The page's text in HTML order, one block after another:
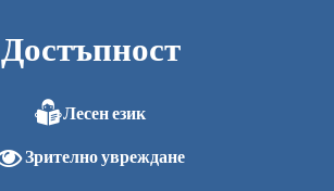
Достъпност
Лесен език
Зрително увреждане